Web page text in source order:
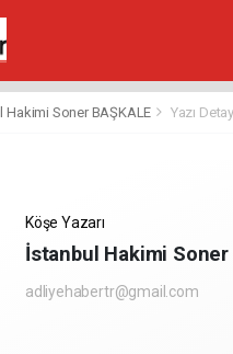
Hakimi Soner BAŞKALE Yazı
Köşe Yazarı
İstanbul Hakimi Soner
adliyehabertr@gmail.com